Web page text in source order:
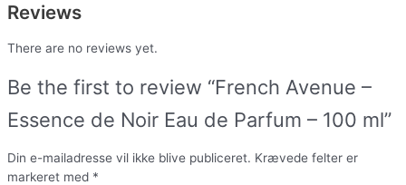
Reviews
There are no reviews yet.
Be the first to review “French Avenue –
Essence de Noir Eau de Parfum – 100 ml”
Din e-mailadresse vil ikke blive publiceret. Krævede felter er
markeret med *